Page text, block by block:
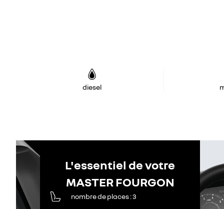
diesel
L'essentiel de votre
MASTER FOURGON
nombre de places 3